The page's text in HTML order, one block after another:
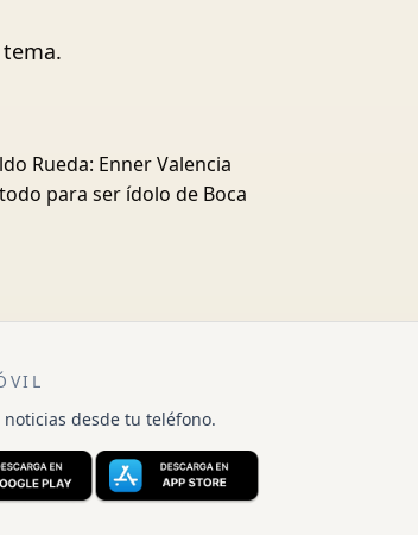
Rueda: Enner Valencia
para ser ídolo de Boca
noticias desde tu teléfono.